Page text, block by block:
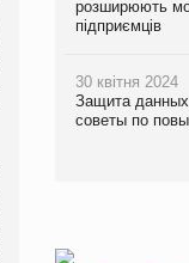
розширюють
підприємців
30 квітня 2024
Защита
советы по